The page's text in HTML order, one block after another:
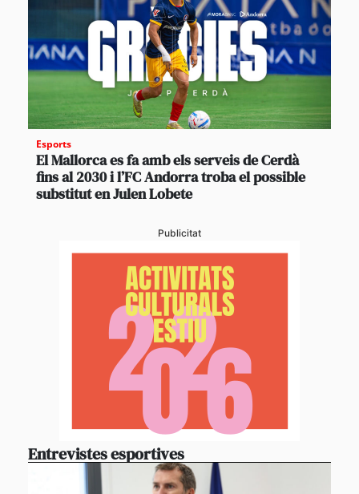
Esports
El Mallorca es fa amb els serveis de Cerdà
fins al 2030 i l’FC Andorra troba el possible
substitut en Julen Lobete
Publicitat
Entrevistes esportives